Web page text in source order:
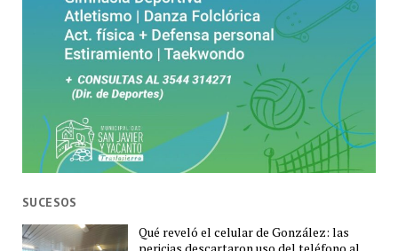
SUCESOS
Qué reveló el celular de González: las